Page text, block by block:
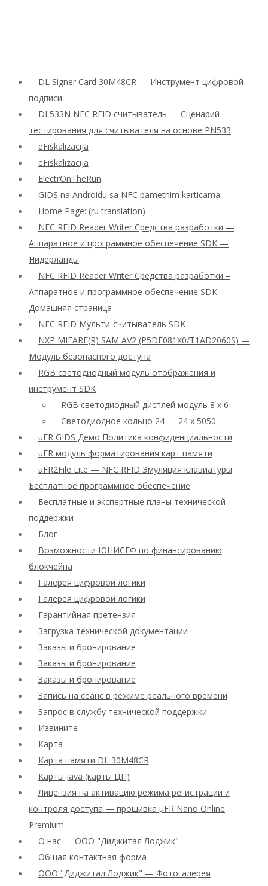
DL Signer Card 30M48CR — Инструмент цифровой
подписи
DL533N NFC RFID считыватель — Сценарий
тестирования для считывателя на основе PN533
eFiskalizacija
eFiskalizacija
ElectrOnTheRun
GIDS na Androidu sa NFC pametnim karticama
Home Page: (ru translation)
NFC RFID Reader Writer Средства разработки —
Аппаратное и программное обеспечение SDK —
Нидерланды
NFC RFID Reader Writer Средства разработки –
Аппаратное и программное обеспечение SDK –
Домашняя страница
NFC RFID Мульти-считыватель SDK
NXP MIFARE(R) SAM AV2 (P5DF081X0/T1AD2060S) —
Модуль безопасного доступа
RGB светодиодный модуль отображения и
инструмент SDK
RGB светодиодный дисплей модуль 8 x 6
Светодиодное кольцо 24 — 24 x 5050
uFR GIDS Демо Политика конфиденциальности
uFR модуль форматирования карт памяти
uFR2File Lite — NFC RFID Эмуляция клавиатуры
Бесплатное программное обеспечение
Бесплатные и экспертные планы технической
поддержки
Блог
Возможности ЮНИСЕФ по финансированию
блокчейна
Галерея цифровой логики
Галерея цифровой логики
Гарантийная претензия
Загрузка технической документации
Заказы и бронирование
Заказы и бронирование
Заказы и бронирование
Запись на сеанс в режиме реального времени
Запрос в службу технической поддержки
Извините
Карта
Карта памяти DL 30M48CR
Карты Java (карты ЦП)
Лицензия на активацию режима регистрации и
контроля доступа — прошивка μFR Nano Online
Premium
О нас — ООО "Диджитал Лоджик"
Общая контактная форма
ООО "Диджитал Лоджик" — Фотогалерея